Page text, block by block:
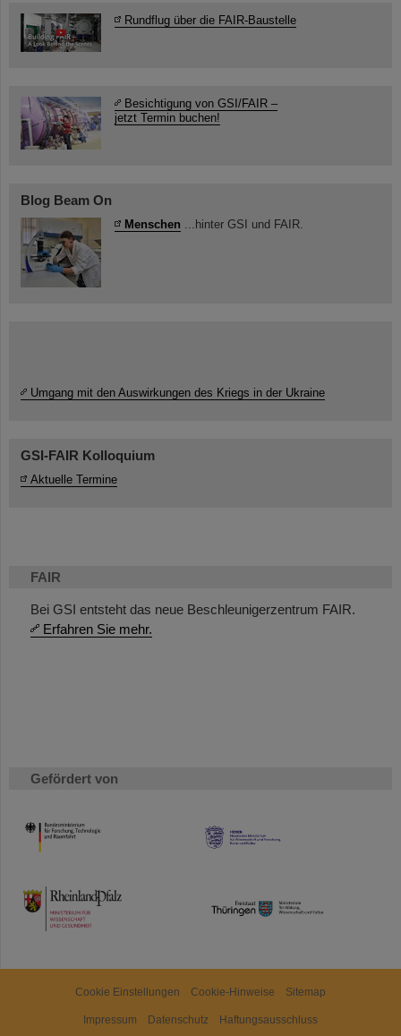
FAIR
Bei GSI entsteht das neue Beschleunigerzentrum FAIR.
Erfahren Sie mehr.
Gefördert von
HMWK
TMWWDG
Rundflug über die FAIR-Baustelle
Besichtigung von GSI/FAIR –
jetzt Termin buchen!
Blog Beam On
Menschen ...hinter GSI und FAIR.
Umgang mit den Auswirkungen des Kriegs in der Ukraine
GSI-FAIR Kolloquium
Aktuelle Termine
Cookie Einstellungen Cookie-Hinweise Sitemap
Impressum Datenschutz Haftungsausschluss